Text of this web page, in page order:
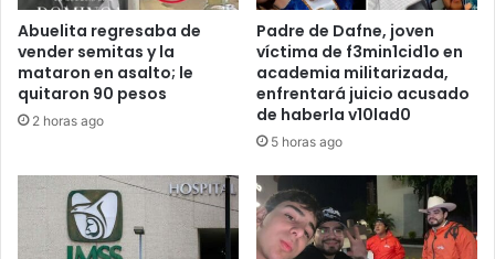
Abuelita regresaba de
vender semitas y la
mataron en asalto; le
quitaron 90 pesos
2 horas ago
Padre de Dafne, joven
víctima de f3min1cid1o en
academia militarizada,
enfrentará juicio acusado
de haberla v10lad0
5 horas ago